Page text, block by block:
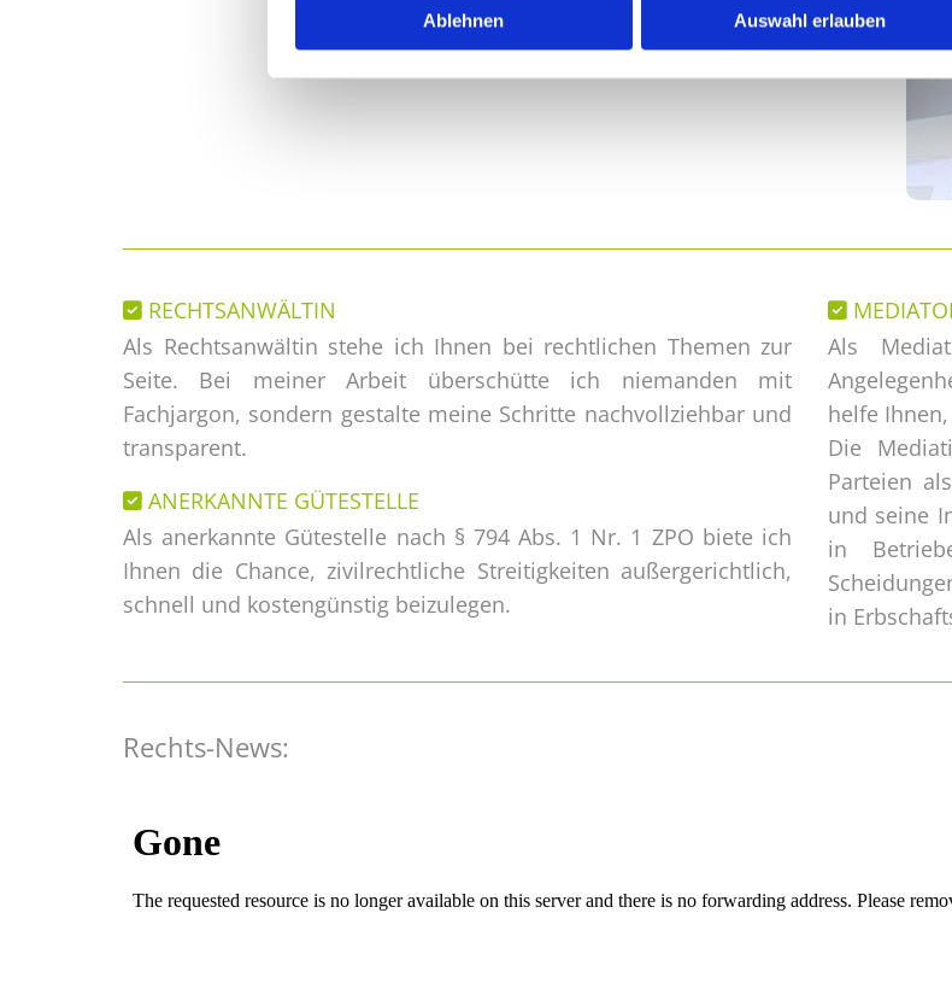
Ablehnen Auswahl erlauben
 RECHTSANWÄLTIN
Als Rechtsanwältin stehe ich Ihnen bei rechtlichen Themen zur
Seite. Bei meiner Arbeit überschütte ich niemanden mit
Fachjargon, sondern gestalte meine Schritte nachvollziehbar und
transparent.
 ANERKANNTE GÜTESTELLE
Als anerkannte Gütestelle nach § 794 Abs. 1 Nr. 1 ZPO biete ich
Ihnen die Chance, zivilrechtliche Streitigkeiten außergerichtlich,
schnell und kostengünstig beizulegen.

Als
helfe
Die
Parteien
und seine
in
in
Rechts-News: